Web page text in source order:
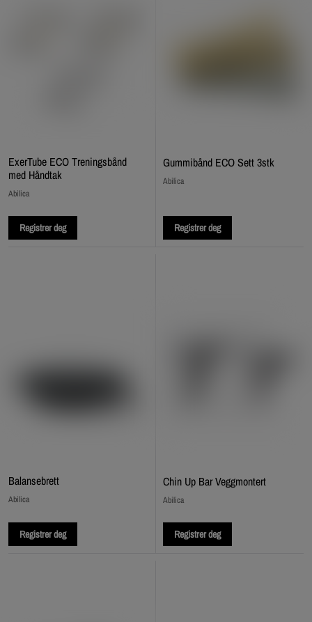
ExerTube ECO Treningsbånd
med Håndtak
Abilica
Registrer deg
Gummibånd ECO Sett 3stk
Abilica
Registrer deg
Balansebrett
Abilica
Registrer deg
Chin Up Bar Veggmontert
Abilica
Registrer deg